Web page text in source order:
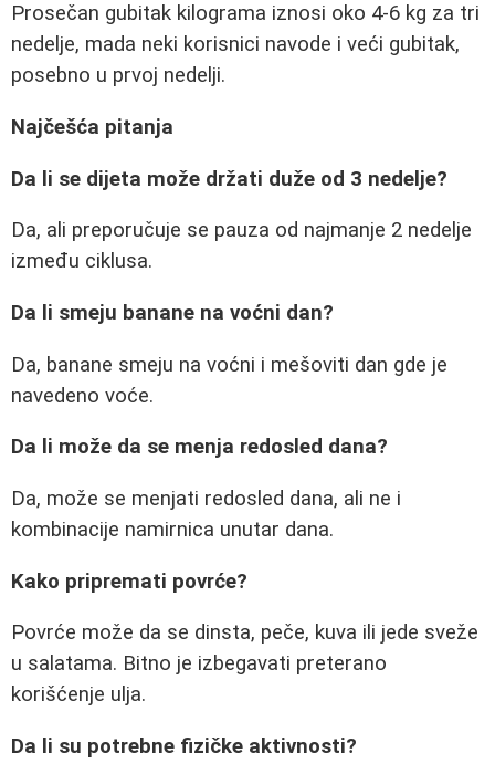
Prosečan gubitak kilograma iznosi oko 4-6 kg za tri
nedelje, mada neki korisnici navode i veći gubitak,
posebno u prvoj nedelji.
Najčešća pitanja
Da li se dijeta može držati duže od 3 nedelje?
Da, ali preporučuje se pauza od najmanje 2 nedelje
između ciklusa.
Da li smeju banane na voćni dan?
Da, banane smeju na voćni i mešoviti dan gde je
navedeno voće.
Da li može da se menja redosled dana?
Da, može se menjati redosled dana, ali ne i
kombinacije namirnica unutar dana.
Kako pripremati povrće?
Povrće može da se dinsta, peče, kuva ili jede sveže
u salatama. Bitno je izbegavati preterano
korišćenje ulja.
Da li su potrebne fizičke aktivnosti?